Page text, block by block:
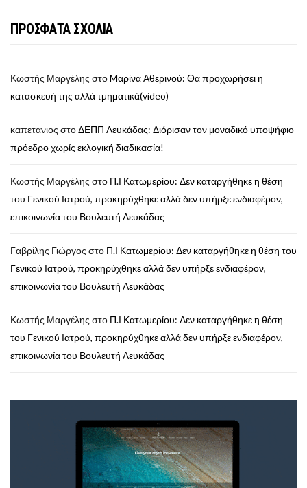
ΠΡΟΣΦΑΤΑ ΣΧΟΛΙΑ
Κωστής Μαργέλης στοMαρίνα Αθερινού: Θα προχωρήσει η
κατασκευή της αλλά τμηματικά(video)
καπετανιος στοΔΕΠΠ Λευκάδας: Διόρισαν τον μοναδικό υποψήφιο
πρόεδρο χωρίς εκλογική διαδικασία!
Κωστής Μαργέλης στο Π.Ι Κατωμερίου: Δεν καταργήθηκε η θέση
του Γενικού Ιατρού, προκηρύχθηκε αλλά δεν υπήρξε ενδιαφέρον,
επικοινωνία του Βουλευτή Λευκάδας
Γαβρίλης Γιώργος στο Π.Ι Κατωμερίου: Δεν καταργήθηκε η θέση του
Γενικού Ιατρού, προκηρύχθηκε αλλά δεν υπήρξε ενδιαφέρον,
επικοινωνία του Βουλευτή Λευκάδας
Κωστής Μαργέλης στο Π.Ι Κατωμερίου: Δεν καταργήθηκε η θέση
του Γενικού Ιατρού, προκηρύχθηκε αλλά δεν υπήρξε ενδιαφέρον,
επικοινωνία του Βουλευτή Λευκάδας